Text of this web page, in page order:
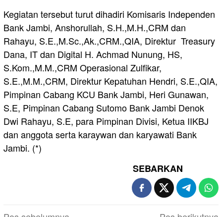
Kegiatan tersebut turut dihadiri Komisaris Independen
Bank Jambi, Anshorullah, S.H.,M.H.,CRM dan
Rahayu, S.E.,M.Sc.,Ak.,CRM.,QIA, Direktur Treasury
Dana, IT dan Digital H. Achmad Nunung, HS,
S.Kom.,M.M.,CRM Operasional Zulfikar,
S.E.,M.M.,CRM, Direktur Kepatuhan Hendri, S.E.,QIA,
Pimpinan Cabang KCU Bank Jambi, Heri Gunawan,
S.E, Pimpinan Cabang Sutomo Bank Jambi Denok
Dwi Rahayu, S.E, para Pimpinan Divisi, Ketua IIKBJ
dan anggota serta karaywan dan karyawati Bank
Jambi. (*)
SEBARKAN